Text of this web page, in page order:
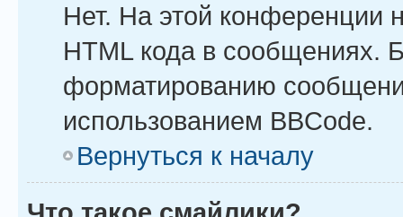
Нет. На этой конференции
HTML кода в сообщениях.
форматированию
использованием BBCode.
Вернуться к началу